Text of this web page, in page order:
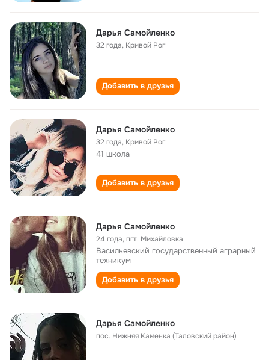
Дарья Самойленко
32 года, Кривой Рог
Добавить в друзья
Дарья Самойленко
32 года, Кривой Рог
41 школа
Добавить в друзья
Дарья Самойленко
24 года,пгт. Михайловка
Васильевский государственный аграрный
техникум
Добавить в друзья
Дарья Самойленко
пос. Нижняя Каменка (Таловский район)